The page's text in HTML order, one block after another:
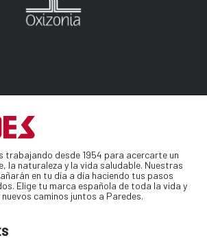
trabajando desde 1954 para acercarte un
la naturaleza y la vida saludable. Nuestras
en tu día a día haciendo tus pasos
Elige tu marca española de toda la vida y
caminos juntos a Paredes.